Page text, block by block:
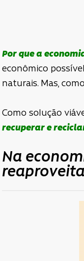
Por que a
econômico
naturais. Mas,
Como solução
recuperar e
Na